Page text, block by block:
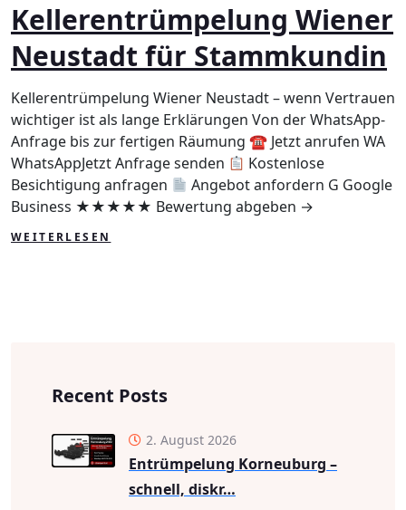
Wiener
Neustadt
für
Kellerentrümpelung Wiener
Neustadt für Stammkundin
Kellerentrümpelung Wiener Neustadt – wenn Vertrauen
wichtiger ist als lange Erklärungen Von der WhatsApp-
Anfrage bis zur fertigen Räumung ☎ Jetzt anrufen WA
WhatsAppJetzt Anfrage senden
Kostenlose
Besichtigung anfragen
Angebot anfordern G Google
Business ★★★★★ Bewertung abgeben →
WEITERLESEN
Recent Posts
Entrümpelung Korneuburg –
schnell, diskr…
2. August 2026